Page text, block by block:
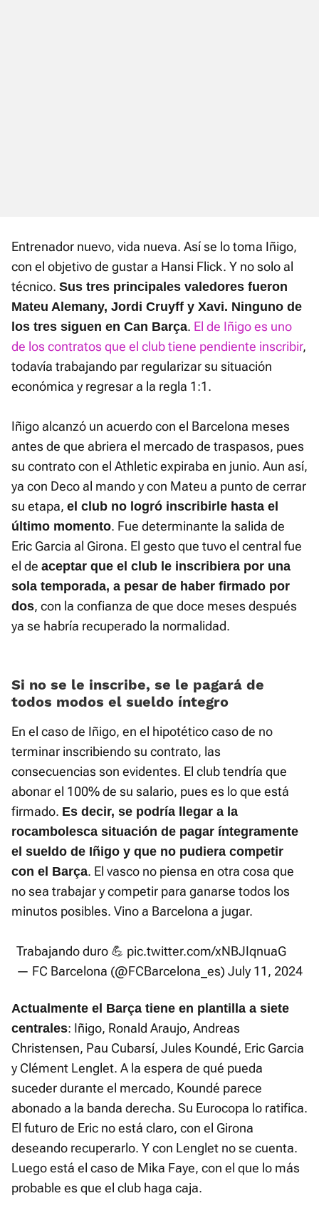
Entrenador nuevo, vida nueva. Así se lo toma Iñigo,
con el objetivo de gustar a Hansi Flick. Y no solo al
técnico. Sus tres principales valedores fueron
Mateu Alemany, Jordi Cruyff y Xavi. Ninguno de
los tres siguen en Can Barça. El de Iñigo es uno
de los contratos que el club tiene pendiente inscribir,
todavía trabajando par regularizar su situación
económica y regresar a la regla 1:1.
Iñigo alcanzó un acuerdo con el Barcelona meses
antes de que abriera el mercado de traspasos, pues
su contrato con el Athletic expiraba en junio. Aun así,
ya con Deco al mando y con Mateu a punto de cerrar
su etapa, el club no logró inscribirle hasta el
último momento. Fue determinante la salida de
Eric Garcia al Girona. El gesto que tuvo el central fue
el de aceptar que el club le inscribiera por una
sola temporada, a pesar de haber firmado por
dos, con la confianza de que doce meses después
ya se habría recuperado la normalidad.
Si no se le inscribe, se le pagará de
todos modos el sueldo íntegro
En el caso de Iñigo, en el hipotético caso de no
terminar inscribiendo su contrato, las
consecuencias son evidentes. El club tendría que
abonar el 100% de su salario, pues es lo que está
firmado. Es decir, se podría llegar a la
rocambolesca situación de pagar íntegramente
el sueldo de Iñigo y que no pudiera competir
con el Barça. El vasco no piensa en otra cosa que
no sea trabajar y competir para ganarse todos los
minutos posibles. Vino a Barcelona a jugar.
Trabajando duro 💪 pic.twitter.com/xNBJIqnuaG
— FC Barcelona (@FCBarcelona_es) July 11, 2024
Actualmente el Barça tiene en plantilla a siete
centrales: Iñigo, Ronald Araujo, Andreas
Christensen, Pau Cubarsí, Jules Koundé, Eric Garcia
y Clément Lenglet. A la espera de qué pueda
suceder durante el mercado, Koundé parece
abonado a la banda derecha. Su Eurocopa lo ratifica.
El futuro de Eric no está claro, con el Girona
deseando recuperarlo. Y con Lenglet no se cuenta.
Luego está el caso de Mika Faye, con el que lo más
probable es que el club haga caja.